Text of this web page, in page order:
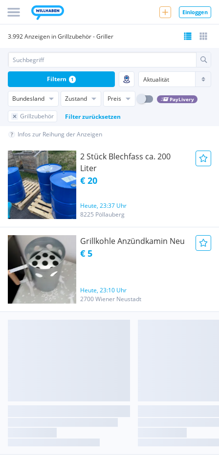
Einloggen
3.992 Anzeigen in Grillzubehör - Griller
Bundesland Zustand Preis PayLivery
Grillzubehör Filter zurücksetzen
Filtern 1
Infos zur Reihung der Anzeigen
2 Stück Blechfass ca. 200
Liter
€ 20
Heute, 23:37 Uhr
8225 Pöllauberg
Grillkohle Anzündkamin Neu
€ 5
Heute, 23:10 Uhr
2700 Wiener Neustadt